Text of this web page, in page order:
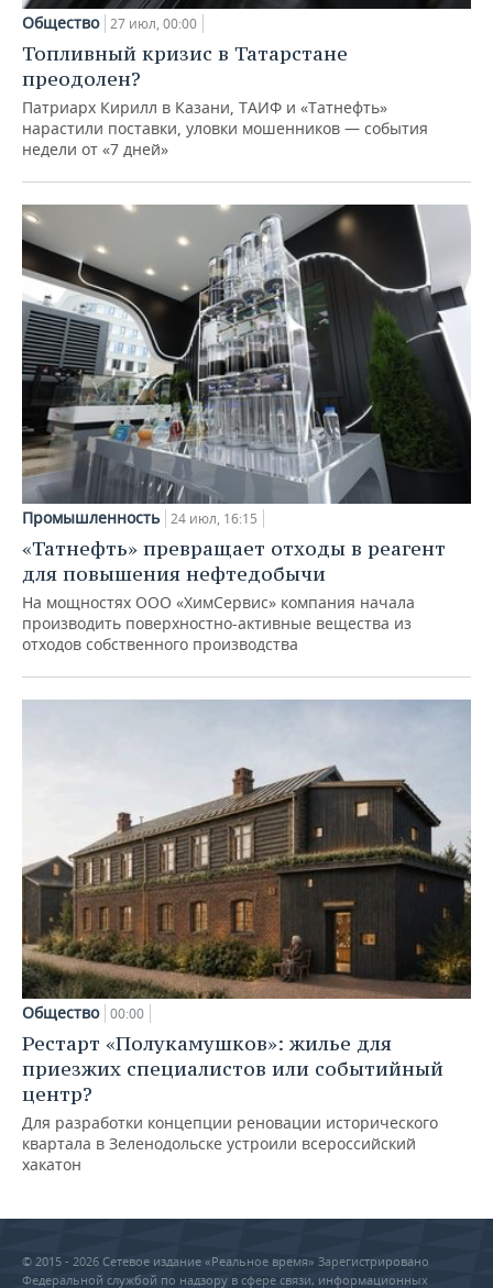
Общество 27 июл, 00:00
Топливный кризис в Татарстане
преодолен?
Патриарх Кирилл в Казани, ТАИФ и «Татнефть»
нарастили поставки, уловки мошенников — события
недели от «7 дней»
Промышленность 24 июл, 16:15
«Татнефть» превращает отходы в реагент
для повышения нефтедобычи
На мощностях ООО «ХимСервис» компания начала
производить поверхностно-активные вещества из
отходов собственного производства
Общество 00:00
Рестарт «Полукамушков»: жилье для
приезжих специалистов или событийный
центр?
Для разработки концепции реновации исторического
квартала в Зеленодольске устроили всероссийский
хакатон
© 2015 - 2026 Сетевое издание «Реальное время» Зарегистрировано
Федеральной службой по надзору в сфере связи, информационных